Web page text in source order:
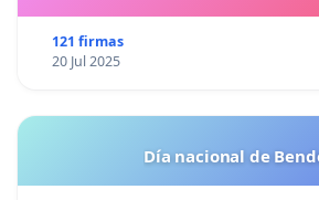
121 firmas
20 Jul 2025
Día nacional de